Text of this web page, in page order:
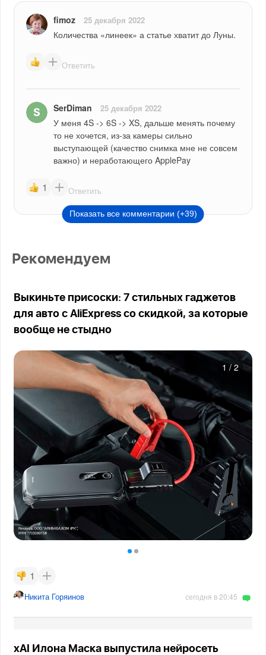
fimoz 25 декабря 2022
Количества «линеек» а статье хватит до Луны.
Ответить
SerDiman 25 декабря 2022
У меня 4S -> 6S -> XS, дальше менять почему
то не хочется, из-за камеры сильно
выступающей (качество снимка мне не совсем
важно) и неработающего ApplePay
1 Ответить
Показать все комментарии (+39)
Рекомендуем
Выкиньте присоски: 7 стильных гаджетов
для авто с AliExpress со скидкой, за которые
вообще не стыдно
1 / 2
1
Никита Горяинов сегодня в 20:45
xAI Илона Маска выпустила нейросеть